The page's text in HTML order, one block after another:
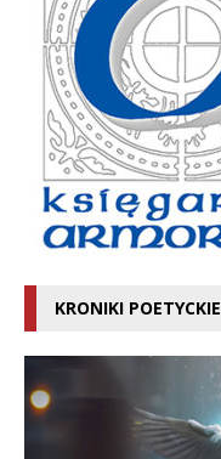
KRONIKI POETYCKIE